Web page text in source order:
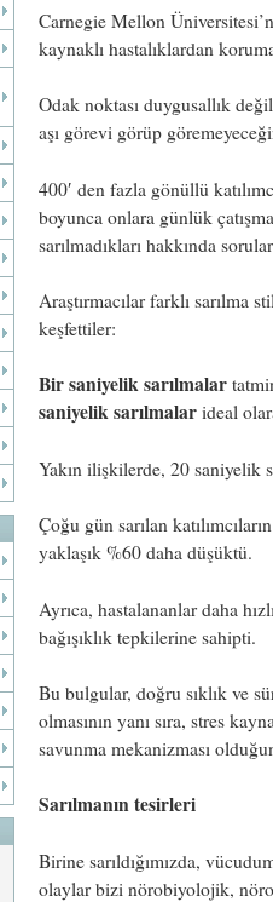
Carnegie Mellon
kaynaklı hastalıklardan
Odak noktası duygusallık
aşı görevi görüp
400′ den fazla gönüllü
boyunca onlara günlük
sarılmadıkları hakkında
Araştırmacılar farklı
keşfettiler:
Bir saniyelik sarılmalar
saniyelik sarılmalar ideal
Yakın ilişkilerde, 20 saniyelik
Çoğu gün sarılan
yaklaşık %60 daha düşüktü.
Ayrıca, hastalananlar daha
bağışıklık tepkilerine sahipti.
Bu bulgular, doğru sıklık ve
olmasının yanı sıra, stres
savunma mekanizması
Sarılmanın tesirleri
Birine sarıldığımızda,
olaylar bizi nörobiyolojik,